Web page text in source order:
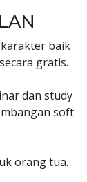
baik
gratis.
dan study
soft
orang tua.